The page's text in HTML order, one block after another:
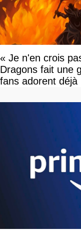
« Je n'en crois
Dragons fait une
fans adorent déjà